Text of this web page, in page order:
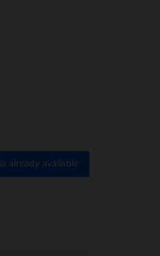
is already available